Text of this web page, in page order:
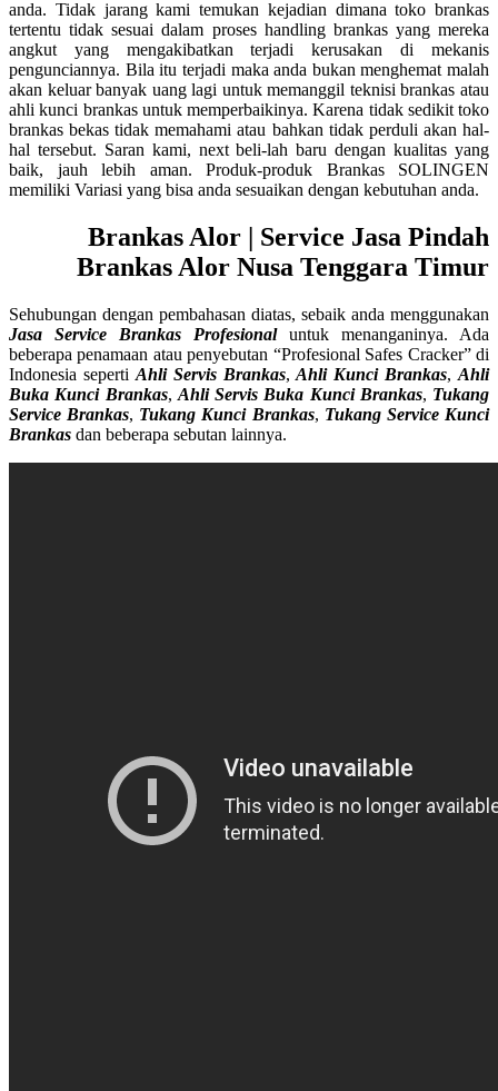
anda. Tidak jarang kami temukan kejadian dimana toko brankas
tertentu tidak sesuai dalam proses handling brankas yang mereka
angkut yang mengakibatkan terjadi kerusakan di mekanis
pengunciannya. Bila itu terjadi maka anda bukan menghemat malah
akan keluar banyak uang lagi untuk memanggil teknisi brankas atau
ahli kunci brankas untuk memperbaikinya. Karena tidak sedikit toko
brankas bekas tidak memahami atau bahkan tidak perduli akan hal-
hal tersebut. Saran kami, next beli-lah baru dengan kualitas yang
baik, jauh lebih aman. Produk-produk Brankas SOLINGEN
memiliki Variasi yang bisa anda sesuaikan dengan kebutuhan anda.
Brankas Alor | Service Jasa Pindah
Brankas Alor Nusa Tenggara Timur
Sehubungan dengan pembahasan diatas, sebaik anda menggunakan
Jasa Service Brankas Profesionaluntuk menanganinya. Ada
beberapa penamaan atau penyebutan “Profesional Safes Cracker” di
Indonesia seperti Ahli Servis Brankas,Ahli Kunci Brankas, Ahli
Buka Kunci Brankas, Ahli Servis Buka Kunci Brankas, Tukang
Service Brankas, Tukang Kunci Brankas, Tukang Service Kunci
Brankas dan beberapa sebutan lainnya.